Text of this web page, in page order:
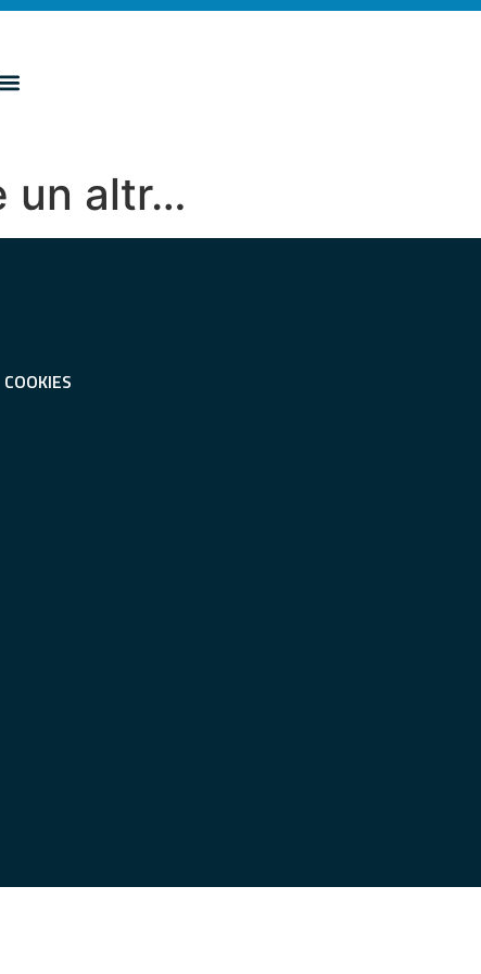
un altr…
COOKIES